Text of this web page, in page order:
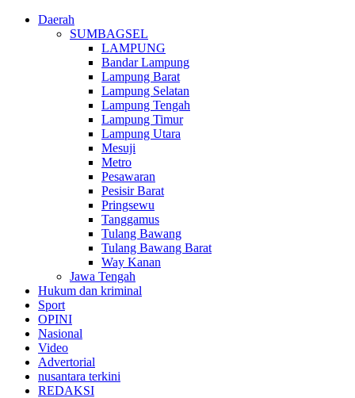
Daerah
SUMBAGSEL
LAMPUNG
Bandar Lampung
Lampung Barat
Lampung Selatan
Lampung Tengah
Lampung Timur
Lampung Utara
Mesuji
Metro
Pesawaran
Pesisir Barat
Pringsewu
Tanggamus
Tulang Bawang
Tulang Bawang Barat
Way Kanan
Jawa Tengah
Hukum dan kriminal
Sport
OPINI
Nasional
Video
Advertorial
nusantara terkini
REDAKSI